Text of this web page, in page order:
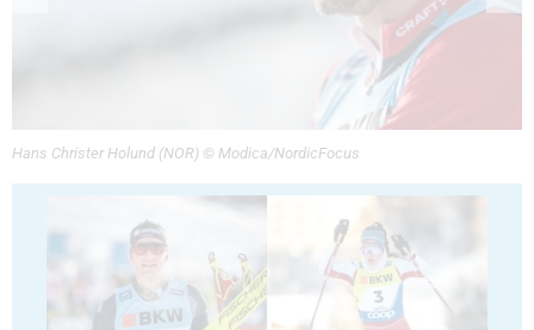
Hans Christer Holund (NOR) © Modica/NordicFocus